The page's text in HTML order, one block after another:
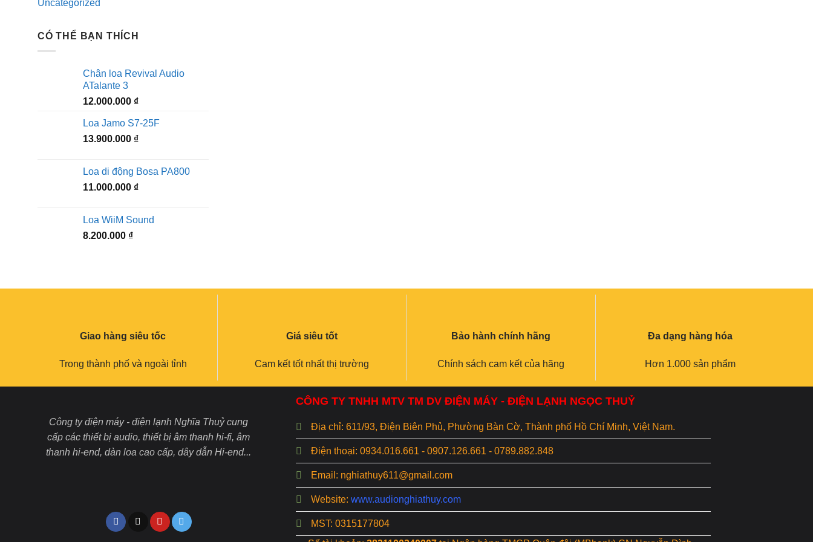
Uncategorized
CÓ THỂ BẠN THÍCH
Chân loa Revival Audio
ATalante 3
12.000.000 ₫
Loa Jamo S7-25F
13.900.000 ₫
Loa di động Bosa PA800
11.000.000 ₫
Loa WiiM Sound
8.200.000 ₫
Giao hàng siêu tốc
Trong thành phố và ngoài tỉnh
Giá siêu tốt
Cam kết tốt nhất thị trường
Bảo hành chính hãng
Chính sách cam kết của hãng
Đa dạng hàng hóa
Hơn 1.000 sản phẩm
Công ty điện máy - điện lạnh Nghĩa Thuỷ cung
cấp các thiết bị audio, thiết bị âm thanh hi-fi, âm
thanh hi-end, dàn loa cao cấp, dây dẫn Hi-end...
CÔNG TY TNHH MTV TM DV ĐIỆN MÁY - ĐIỆN LẠNH NGỌC THUỶ
Địa chỉ: 611/93, Điện Biên Phủ, Phường Bàn Cờ, Thành phố Hồ Chí Minh, Việt Nam.
Điện thoại: 0934.016.661 - 0907.126.661 - 0789.882.848
Email: nghiathuy611@gmail.com
Website: www.audionghiathuy.com
MST: 0315177804